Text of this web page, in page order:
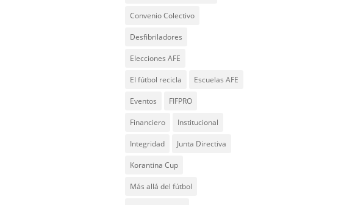
Convenio Colectivo
Desfibriladores
Elecciones AFE
El fútbol recicla Escuelas AFE
Eventos FIFPRO
Financiero Institucional
Integridad Junta Directiva
Korantina Cup
Más allá del fútbol